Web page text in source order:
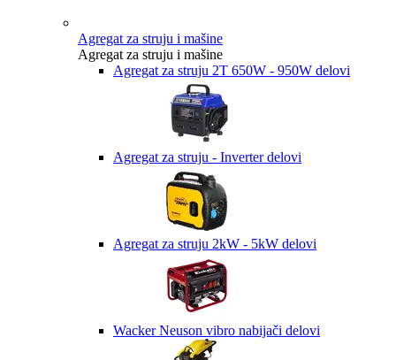
Agregat za struju i mašine
Agregat za struju i mašine
Agregat za struju 2T 650W - 950W delovi
Agregat za struju - Inverter delovi
Agregat za struju 2kW - 5kW delovi
Wacker Neuson vibro nabijači delovi